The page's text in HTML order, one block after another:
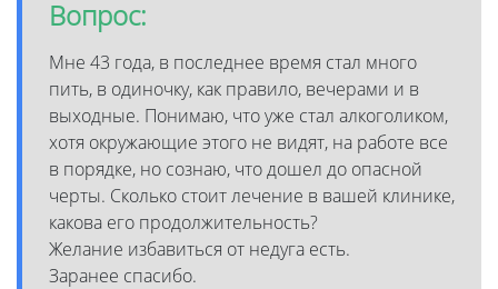
Вопрос:
Мне 43 года, в последнее время стал много
пить, в одиночку, как правило, вечерами и в
выходные. Понимаю, что уже стал алкоголиком,
хотя окружающие этого не видят, на работе все
в порядке, но сознаю, что дошел до опасной
черты. Сколько стоит лечение в вашей клинике,
какова его продолжительность?
Желание избавиться от недуга есть.
Заранее спасибо.